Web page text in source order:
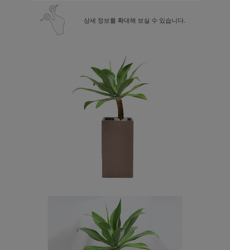
상세 정보를 확대해 보실 수 있습니다.